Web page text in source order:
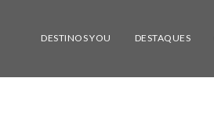
DESTINOS YOU DESTAQUES